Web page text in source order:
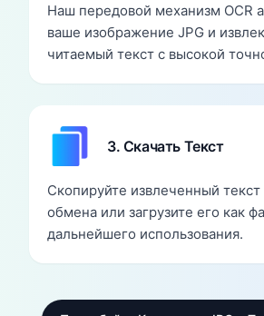
Наш передовой механизм OCR
ваше изображение JPG и
читаемый текст с высокой
3. Скачать Текст
Скопируйте извлеченный
обмена или загрузите его как
дальнейшего использования.